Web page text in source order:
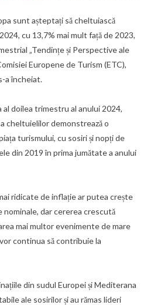
sunt așteptați să cheltuiască
cu 13,7% mai mult față de 2023,
„Tendințe și Perspective ale
Europene de Turism (ETC),
a încheiat.
al doilea trimestru al anului 2024,
cheltuielilor demonstrează o
turismului, cu sosiri și nopți de
din 2019 în prima jumătate a anului
ridicate de inflație ar putea crește
dar cererea crescută
mai multor evenimente de mare
continua să contribuie la
din sudul Europei și Mediterana
ale sosirilor și au rămas lideri